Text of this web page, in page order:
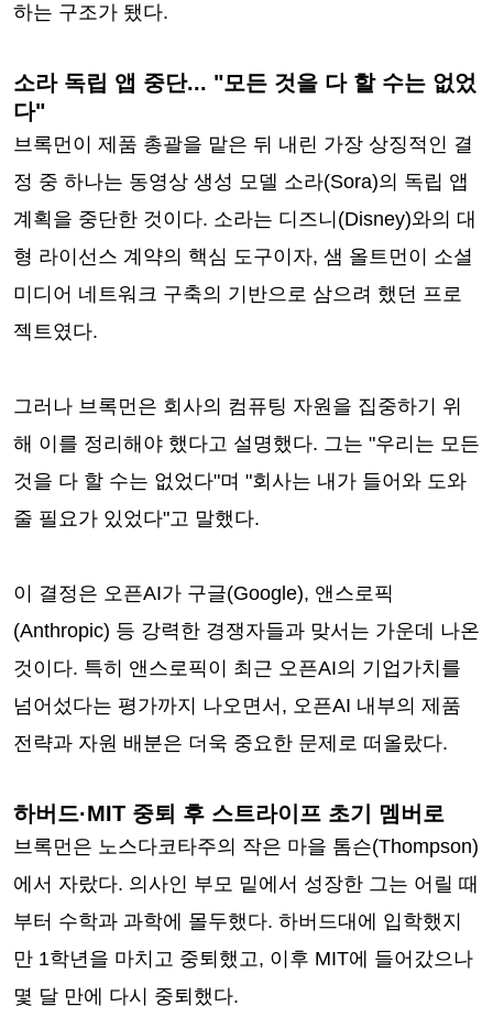
하는 구조가 됐다.
소라 독립 앱 중단... "모든 것을 다 할 수는 없었
다"
브록먼이 제품 총괄을 맡은 뒤 내린 가장 상징적인 결
정 중 하나는 동영상 생성 모델 소라(Sora)의 독립 앱
계획을 중단한 것이다. 소라는 디즈니(Disney)와의 대
형 라이선스 계약의 핵심 도구이자, 샘 올트먼이 소셜
미디어 네트워크 구축의 기반으로 삼으려 했던 프로
젝트였다.
그러나 브록먼은 회사의 컴퓨팅 자원을 집중하기 위
해 이를 정리해야 했다고 설명했다. 그는 "우리는 모든
것을 다 할 수는 없었다"며 "회사는 내가 들어와 도와
줄 필요가 있었다"고 말했다.
이 결정은 오픈AI가 구글(Google), 앤스로픽
(Anthropic) 등 강력한 경쟁자들과 맞서는 가운데 나온
것이다. 특히 앤스로픽이 최근 오픈AI의 기업가치를
넘어섰다는 평가까지 나오면서, 오픈AI 내부의 제품
전략과 자원 배분은 더욱 중요한 문제로 떠올랐다.
하버드·MIT 중퇴 후 스트라이프 초기 멤버로
브록먼은 노스다코타주의 작은 마을 톰슨(Thompson)
에서 자랐다. 의사인 부모 밑에서 성장한 그는 어릴 때
부터 수학과 과학에 몰두했다. 하버드대에 입학했지
만 1학년을 마치고 중퇴했고, 이후 MIT에 들어갔으나
몇 달 만에 다시 중퇴했다.